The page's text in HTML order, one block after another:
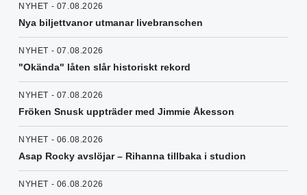
NYHET - 07.08.2026
Nya biljettvanor utmanar livebranschen
NYHET - 07.08.2026
"Okända" låten slår historiskt rekord
NYHET - 07.08.2026
Fröken Snusk uppträder med Jimmie Åkesson
NYHET - 06.08.2026
Asap Rocky avslöjar – Rihanna tillbaka i studion
NYHET - 06.08.2026